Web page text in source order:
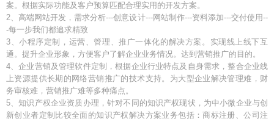
案。根据实际功能及客户预算匹配合理实用的开发方案。
2、高端网站开发，需求分析---创意设计---网站制作---资料添加---交付使用--
-每一步我们都追求精致
3、小程序定制，运营、管理、推广一体化的解决方案。实现线上线下互
通。提升企业形象，方便客户了解企业业务情况。达到营销推广的目的。
4、企业营销及管理软件定制，根据企业行业特点及自身需求，整合企业线
上资源提供长期的网络营销推广的技术支持。为大型企业解决管理难，财
务审核难，营销推广难等多种痛点。
5、知识产权企业资质办理，针对不同的知识产权现状，为中小微企业与创
新创业者定制比较全面的知识产权解决方案业务包括：商标注册、公司注